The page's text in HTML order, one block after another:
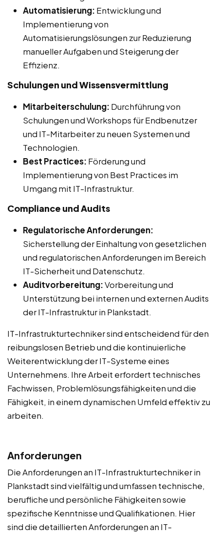
Automatisierung: Entwicklung und
Implementierung von
Automatisierungslösungen zur Reduzierung
manueller Aufgaben und Steigerung der
Effizienz.
Schulungen und Wissensvermittlung
Mitarbeiterschulung: Durchführung von
Schulungen und Workshops für Endbenutzer
und IT-Mitarbeiter zu neuen Systemen und
Technologien.
Best Practices: Förderung und
Implementierung von Best Practices im
Umgang mit IT-Infrastruktur.
Compliance und Audits
Regulatorische Anforderungen:
Sicherstellung der Einhaltung von gesetzlichen
und regulatorischen Anforderungen im Bereich
IT-Sicherheit und Datenschutz.
Auditvorbereitung:Vorbereitung und
Unterstützung bei internen und externen Audits
der IT-Infrastruktur in Plankstadt.
IT-Infrastrukturtechniker sind entscheidend für den
reibungslosen Betrieb und die kontinuierliche
Weiterentwicklung der IT-Systeme eines
Unternehmens. Ihre Arbeit erfordert technisches
Fachwissen, Problemlösungsfähigkeiten und die
Fähigkeit, in einem dynamischen Umfeld effektiv zu
arbeiten.
Anforderungen
Die Anforderungen an IT-Infrastrukturtechniker in
Plankstadt sind vielfältig und umfassen technische,
berufliche und persönliche Fähigkeiten sowie
spezifische Kenntnisse und Qualifikationen. Hier
sind die detaillierten Anforderungen an IT-